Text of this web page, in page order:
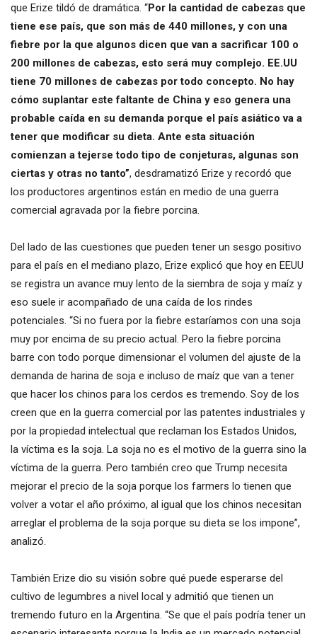
que Erize tildó de dramática. “Por la cantidad de cabezas que
tiene ese país, que son más de 440 millones, y con una
fiebre por la que algunos dicen que van a sacrificar 100 o
200 millones de cabezas, esto será muy complejo. EE.UU
tiene 70 millones de cabezas por todo concepto. No hay
cómo suplantar este faltante de China y eso genera una
probable caída en su demanda porque el país asiático va a
tener que modificar su dieta. Ante esta situación
comienzan a tejerse todo tipo de conjeturas, algunas son
ciertas y otras no tanto”, desdramatizó Erize y recordó que
los productores argentinos están en medio de una guerra
comercial agravada por la fiebre porcina.
Del lado de las cuestiones que pueden tener un sesgo positivo
para el país en el mediano plazo, Erize explicó que hoy en EEUU
se registra un avance muy lento de la siembra de soja y maíz y
eso suele ir acompañado de una caída de los rindes
potenciales. “Si no fuera por la fiebre estaríamos con una soja
muy por encima de su precio actual. Pero la fiebre porcina
barre con todo porque dimensionar el volumen del ajuste de la
demanda de harina de soja e incluso de maíz que van a tener
que hacer los chinos para los cerdos es tremendo. Soy de los
creen que en la guerra comercial por las patentes industriales y
por la propiedad intelectual que reclaman los Estados Unidos,
la víctima es la soja. La soja no es el motivo de la guerra sino la
víctima de la guerra. Pero también creo que Trump necesita
mejorar el precio de la soja porque los farmers lo tienen que
volver a votar el año próximo, al igual que los chinos necesitan
arreglar el problema de la soja porque su dieta se los impone”,
analizó.
También Erize dio su visión sobre qué puede esperarse del
cultivo de legumbres a nivel local y admitió que tienen un
tremendo futuro en la Argentina. “Se que el país podría tener un